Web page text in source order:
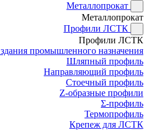
Металлопрокат
Металлопрокат
Профили ЛСТК
Профили ЛСТК
промышленного назначения
Шляпный профиль
Направляющий профиль
Стоечный профиль
Z-образные профили
Σ-профиль
Термопрофиль
Крепеж для ЛСТК